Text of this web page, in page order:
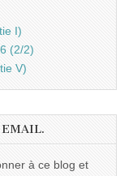
I)
(2/2)
V)
EMAIL.
à ce blog et